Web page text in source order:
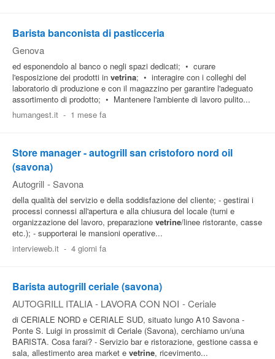
Barista banconista di pasticceria
Genova
ed esponendolo al banco o negli spazi dedicati; • curare
l'esposizione dei prodotti in vetrina; • interagire con i colleghi del
laboratorio di produzione e con il magazzino per garantire l'adeguato
assortimento di prodotto; • Mantenere l'ambiente di lavoro pulito...
humangest.it - 1 mese fa
Store manager - autogrill san cristoforo nord oil
(savona)
Autogrill - Savona
della qualità del servizio e della soddisfazione del cliente; - gestirai i
processi connessi all'apertura e alla chiusura del locale (turni e
organizzazione del lavoro, preparazione vetrine/linee ristorante, casse
etc.); - supporterai le mansioni operative...
intervieweb.it - 4 giorni fa
Barista autogrill ceriale (savona)
AUTOGRILL ITALIA - LAVORA CON NOI - Ceriale
di CERIALE NORD e CERIALE SUD, situato lungo A10 Savona -
Ponte S. Luigi in prossimit di Ceriale (Savona), cerchiamo un/una
BARISTA. Cosa farai? - Servizio bar e ristorazione, gestione cassa e
sala, allestimento area market e vetrine, ricevimento...